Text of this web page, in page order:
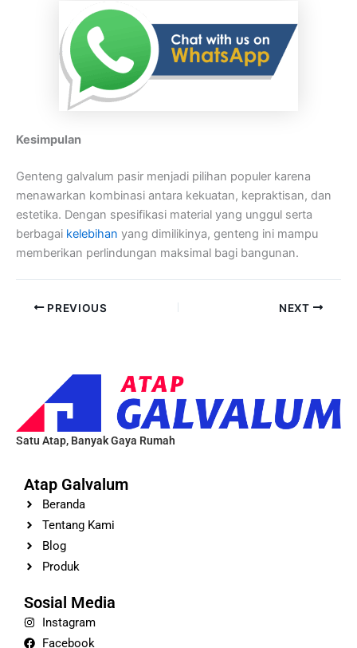
Kesimpulan
Genteng galvalum pasir menjadi pilihan populer karena
menawarkan kombinasi antara kekuatan, kepraktisan, dan
estetika. Dengan spesifikasi material yang unggul serta
berbagai kelebihan yang dimilikinya, genteng ini mampu
memberikan perlindungan maksimal bagi bangunan.
PREVIOUS NEXT
Satu Atap, Banyak Gaya Rumah
Atap Galvalum
Beranda
Tentang Kami
Blog
Produk
Sosial Media
Instagram
Facebook